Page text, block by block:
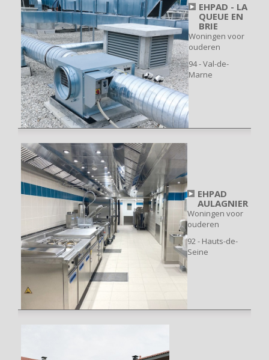
EHPAD - LA
QUEUE EN
BRIE
Woningen voor
ouderen
94 - Val-de-
Marne
EHPAD
AULAGNIER
Woningen voor
ouderen
92 - Hauts-de-
Seine